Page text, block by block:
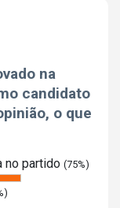
na
candidato
o que
no partido (75%)